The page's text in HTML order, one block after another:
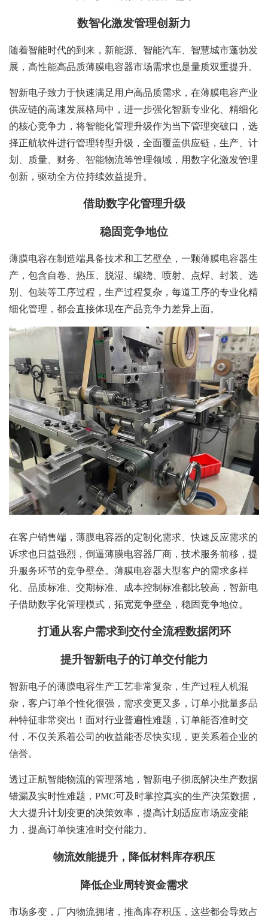
数智化激发管理创新力
随着智能时代的到来，新能源、智能汽车、智慧城市蓬勃发
展，高性能高品质薄膜电容器市场需求也是量质双重提升。
智新电子致力于快速满足用户高品质需求，在薄膜电容产业
供应链的高速发展格局中，进一步强化智新专业化、精细化
的核心竞争力，将智能化管理升级作为当下管理突破口，选
择正航软件进行管理转型升级，全面覆盖供应链，生产、计
划、质量、财务、智能物流等管理领域，用数字化激发管理
创新，驱动全方位持续效益提升。
借助数字化管理升级
稳固竞争地位
薄膜电容在制造端具备技术和工艺壁垒，一颗薄膜电容器生
产，包含自卷、热压、脱湿、编绕、喷射、点焊、封装、选
别、包装等工序过程，生产过程复杂，每道工序的专业化精
细化管理，都会直接体现在产品竞争力差异上面。
在客户销售端，薄膜电容器的定制化需求、快速反应需求的
诉求也日益强烈，倒逼薄膜电容器厂商，技术服务前移，提
升服务环节的竞争壁垒。薄膜电容器大型客户的需求多样
化、品质标准、交期标准、成本控制标准都比较高，智新电
子借助数字化管理模式，拓宽竞争壁垒，稳固竞争地位。
打通从客户需求到交付全流程数据闭环
提升智新电子的订单交付能力
智新电子的薄膜电容生产工艺非常复杂，生产过程人机混
杂，客户订单个性化很强，需求变更又多，订单小批量多品
种特征非常突出！面对行业普遍性难题，订单能否准时交
付，不仅关系着公司的收益能否尽快实现，更关系着企业的
信誉。
透过正航智能物流的管理落地，智新电子彻底解决生产数据
错漏及实时性难题，PMC可及时掌控真实的生产决策数据，
大大提升计划变更的决策效率，提高计划适应市场应变能
力，提高订单快速准时交付能力。
物流效能提升，降低材料库存积压
降低企业周转资金需求
市场多变，厂内物流拥堵，推高库存积压，这些都会导致占